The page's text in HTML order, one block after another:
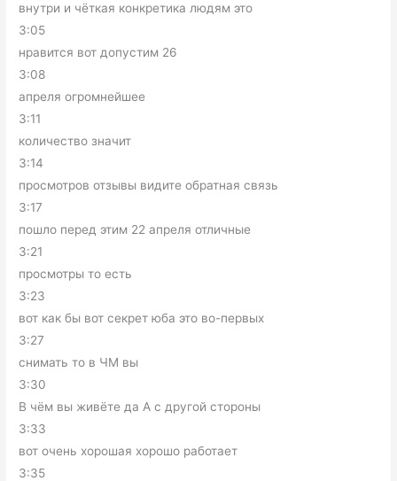
внутри и чёткая конкретика людям это
3:05
нравится вот допустим 26
3:08
апреля огромнейшее
3:11
количество значит
3:14
просмотров отзывы видите обратная связь
3:17
пошло перед этим 22 апреля отличные
3:21
просмотры то есть
3:23
вот как бы вот секрет юба это во-первых
3:27
снимать то в ЧМ вы
3:30
В чём вы живёте да А с другой стороны
3:33
вот очень хорошая хорошо работает
3:35